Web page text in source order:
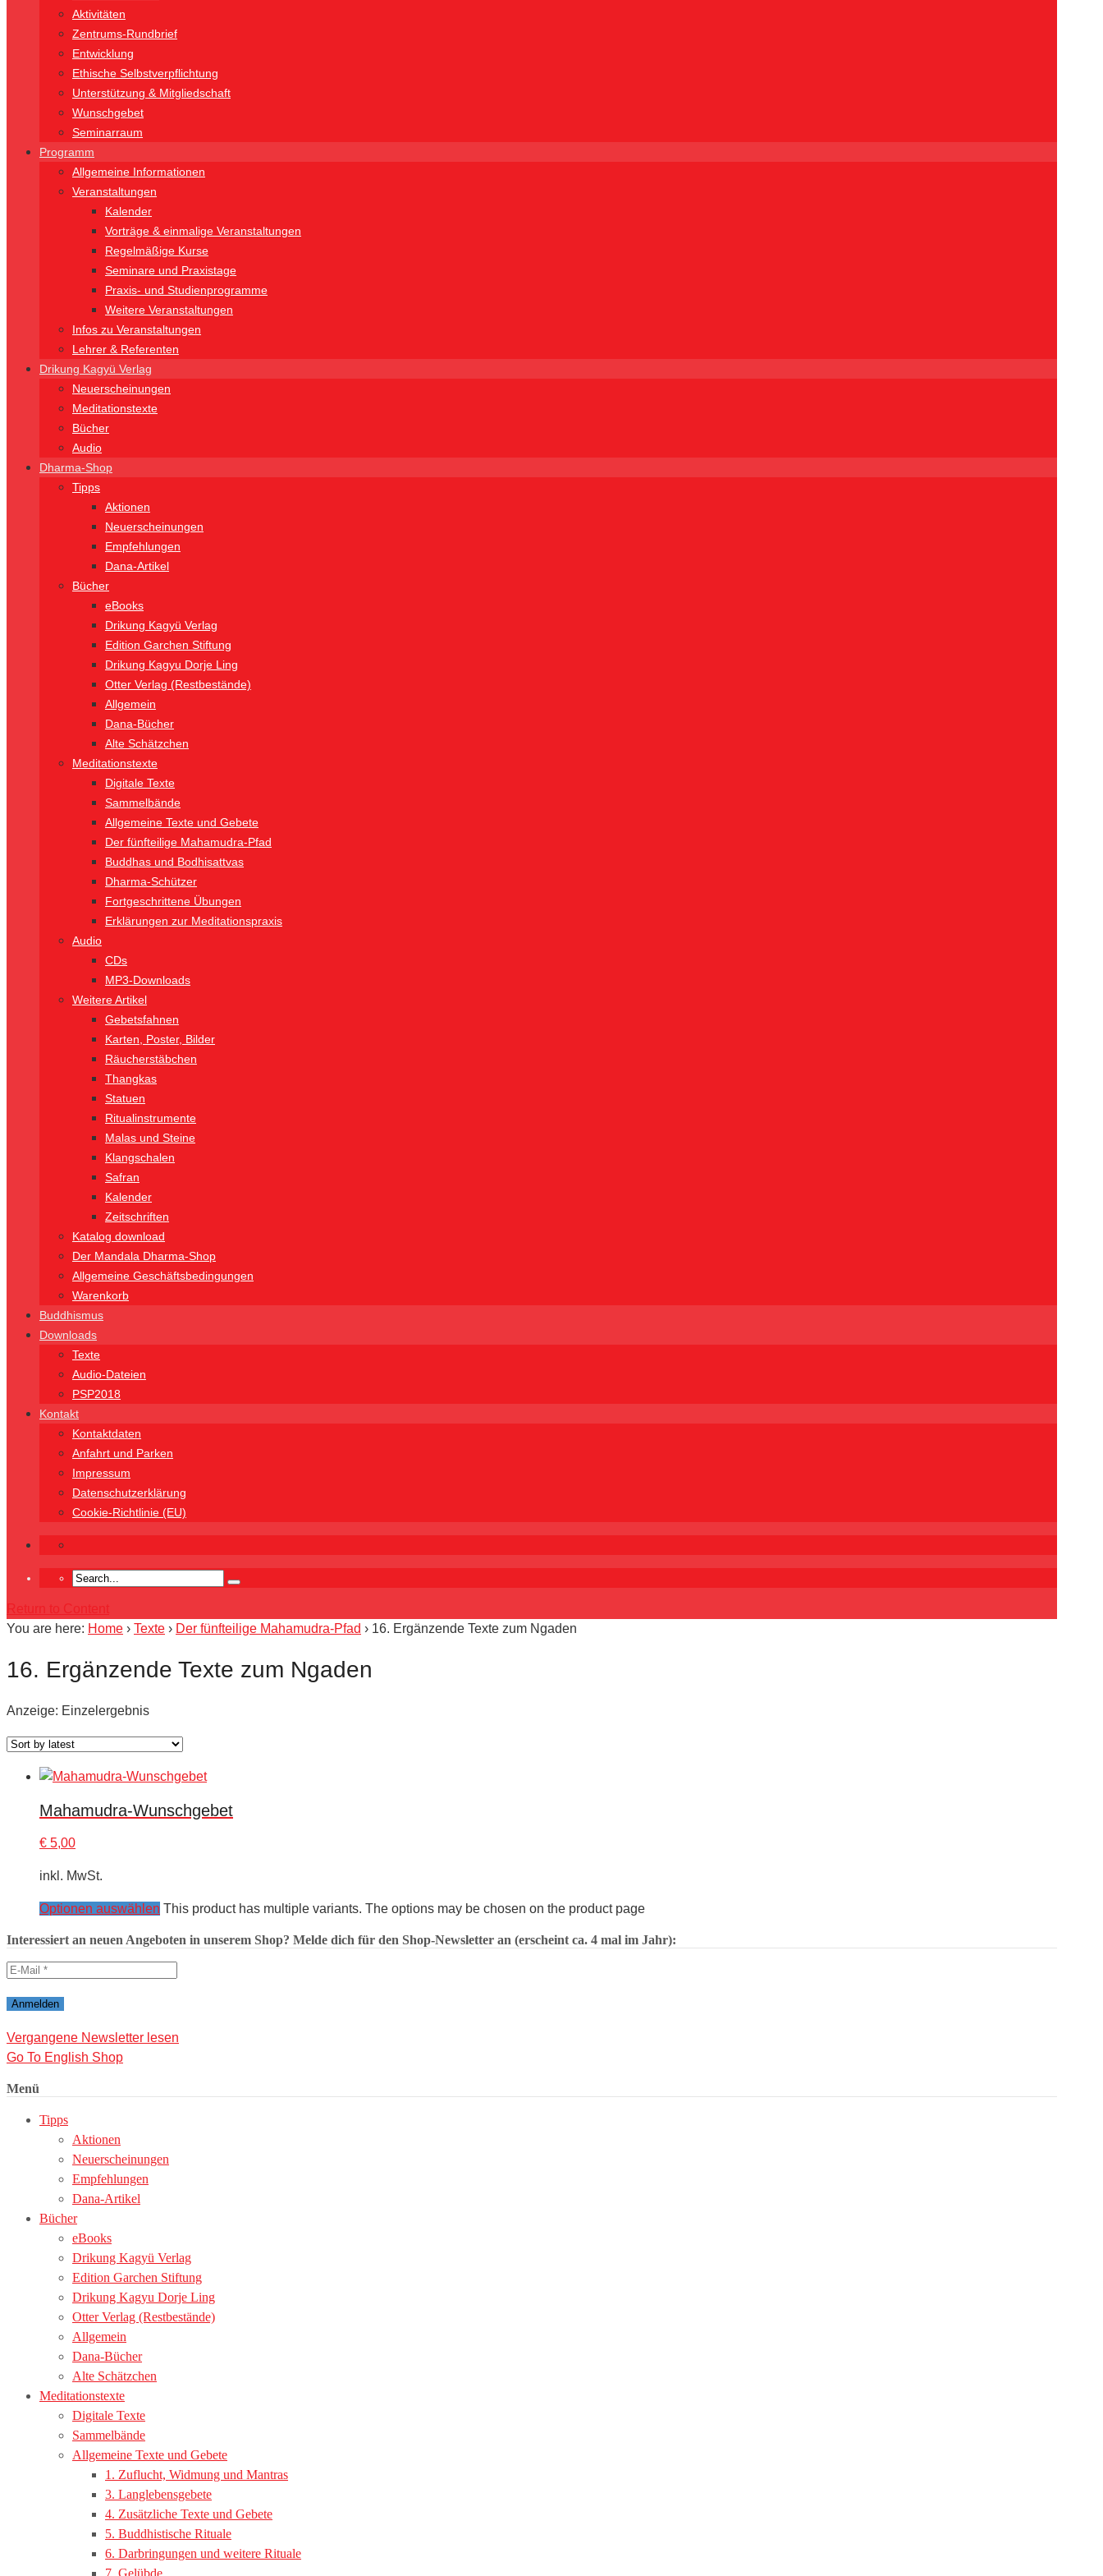
Aktivitäten
Zentrums-Rundbrief
Entwicklung
Ethische Selbstverpflichtung
Unterstützung & Mitgliedschaft
Wunschgebet
Seminarraum
Programm
Allgemeine Informationen
Veranstaltungen
Kalender
Vorträge & einmalige Veranstaltungen
Regelmäßige Kurse
Seminare und Praxistage
Praxis- und Studienprogramme
Weitere Veranstaltungen
Infos zu Veranstaltungen
Lehrer & Referenten
Drikung Kagyü Verlag
Neuerscheinungen
Meditationstexte
Bücher
Audio
Dharma-Shop
Tipps
Aktionen
Neuerscheinungen
Empfehlungen
Dana-Artikel
Bücher
eBooks
Drikung Kagyü Verlag
Edition Garchen Stiftung
Drikung Kagyu Dorje Ling
Otter Verlag (Restbestände)
Allgemein
Dana-Bücher
Alte Schätzchen
Meditationstexte
Digitale Texte
Sammelbände
Allgemeine Texte und Gebete
Der fünfteilige Mahamudra-Pfad
Buddhas und Bodhisattvas
Dharma-Schützer
Fortgeschrittene Übungen
Erklärungen zur Meditationspraxis
Audio
CDs
MP3-Downloads
Weitere Artikel
Gebetsfahnen
Karten, Poster, Bilder
Räucherstäbchen
Thangkas
Statuen
Ritualinstrumente
Malas und Steine
Klangschalen
Safran
Kalender
Zeitschriften
Katalog download
Der Mandala Dharma-Shop
Allgemeine Geschäftsbedingungen
Warenkorb
Buddhismus
Downloads
Texte
Audio-Dateien
PSP2018
Kontakt
Kontaktdaten
Anfahrt und Parken
Impressum
Datenschutzerklärung
Cookie-Richtlinie (EU)
Return to Content
You are here: Home › Texte › Der fünfteilige Mahamudra-Pfad › 16. Ergänzende Texte zum Ngaden
16. Ergänzende Texte zum Ngaden
Anzeige: Einzelergebnis
Mahamudra-Wunschgebet
€ 5,00
inkl. MwSt.
Optionen auswählen This product has multiple variants. The options may be chosen on the product page
Interessiert an neuen Angeboten in unserem Shop? Melde dich für den Shop-Newsletter an (erscheint ca. 4 mal im Jahr):
Vergangene Newsletter lesen
Go To English Shop
Menü
Tipps
Aktionen
Neuerscheinungen
Empfehlungen
Dana-Artikel
Bücher
eBooks
Drikung Kagyü Verlag
Edition Garchen Stiftung
Drikung Kagyu Dorje Ling
Otter Verlag (Restbestände)
Allgemein
Dana-Bücher
Alte Schätzchen
Meditationstexte
Digitale Texte
Sammelbände
Allgemeine Texte und Gebete
1. Zuflucht, Widmung und Mantras
3. Langlebensgebete
4. Zusätzliche Texte und Gebete
5. Buddhistische Rituale
6. Darbringungen und weitere Rituale